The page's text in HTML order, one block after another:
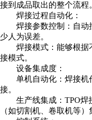
接到成品取出的整个流程
焊接过程自动化：
焊接参数控制：自动
少人为误差。
焊接模式：能够根据
接模式。
设备集成度：
单机自动化：焊接机
接。
生产线集成：TPO焊
（如切割机、卷取机等